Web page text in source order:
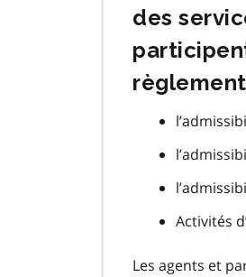
des
Activités
Les agents et